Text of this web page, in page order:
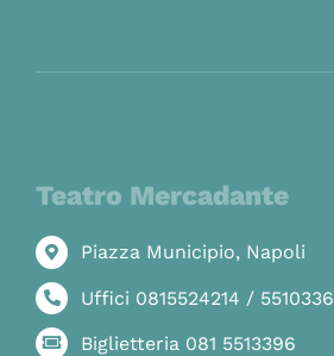
Teatro Mercadante
Piazza Municipio, Napoli
Uffici 0815524214 / 5510336
Biglietteria 081 5513396